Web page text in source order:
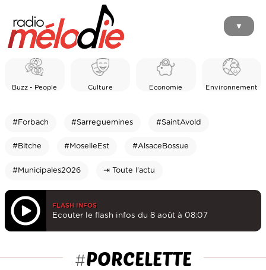
▼
Buzz - People Culture Economie Environnement
#Forbach #Sarreguemines #SaintAvold
#Bitche #MoselleEst #AlsaceBossue
#Municipales2026 ⇥ Toute l'actu
FLASH INFOS
Ecouter le flash infos du 8 août à 08:07
#PORCELETTE